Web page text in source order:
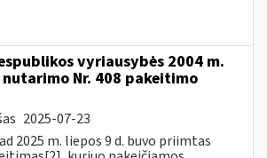
vyriausybės 2004 m.
Nr. 408 pakeitimo
2025-07-23
2025 m. liepos 9 d. buvo priimtas